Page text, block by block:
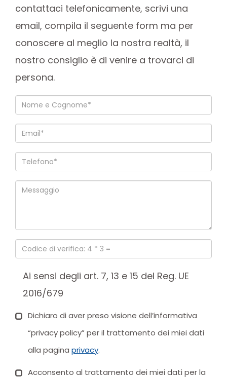
contattaci telefonicamente, scrivi una
email, compila il seguente form ma per
conoscere al meglio la nostra realtà, il
nostro consiglio è di venire a trovarci di
persona.
Ai sensi degli art. 7, 13 e 15 del Reg. UE
2016/679
Dichiaro di aver preso visione dell’informativa
“privacy policy” per il trattamento dei miei dati
alla pagina privacy.
Acconsento al trattamento dei miei dati per la